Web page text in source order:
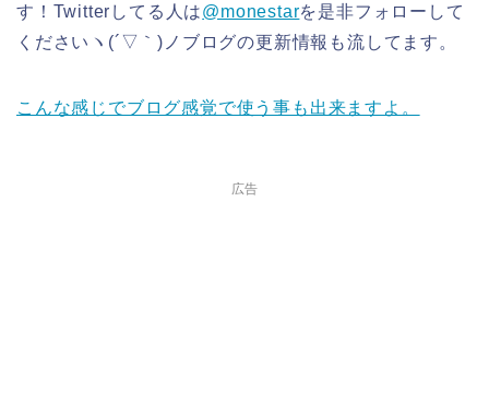
す！Twitterしてる人は@monestarを是非フォローして
くださいヽ(´▽｀)ノブログの更新情報も流してます。
こんな感じでブログ感覚で使う事も出来ますよ。
広告